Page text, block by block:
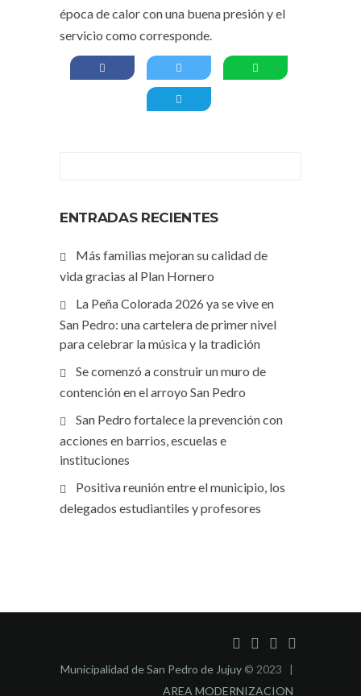
época de calor con una buena presión y el
servicio como corresponde.
ENTRADAS RECIENTES
Más familias mejoran su calidad de
vida gracias al Plan Hornero
La Peña Colorada 2026 ya se vive en
San Pedro: una cartelera de primer nivel
para celebrar la música y la tradición
Se comenzó a construir un muro de
contención en el arroyo San Pedro
San Pedro fortalece la prevención con
acciones en barrios, escuelas e
instituciones
Positiva reunión entre el municipio, los
delegados estudiantiles y profesores
Municipalidad de San Pedro de Jujuy © 2023 |
AREA MODERNIZACION